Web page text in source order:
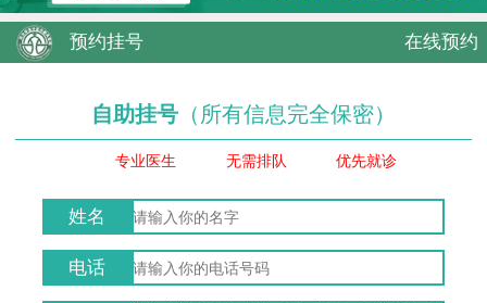
预约挂号 在线预约
自助挂号 （所有信息完全保密）
专业医生 无需排队 优先就诊
姓名
电话